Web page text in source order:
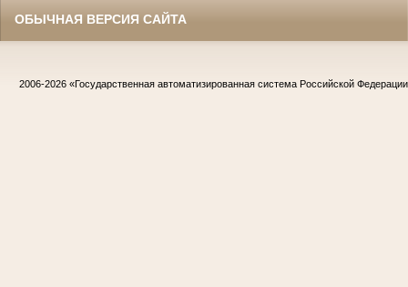
ОБЫЧНАЯ ВЕРСИЯ САЙТА
2006-2026 «Государственная автоматизированная система Российской